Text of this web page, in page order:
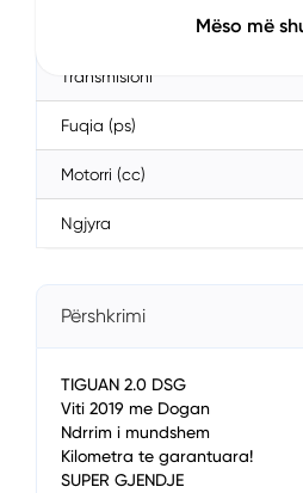
Transmisioni
Fuqia (ps)
Motorri (cc)
Ngjyra
Përshkrimi
TIGUAN 2.0 DSG
Viti 2019 me Dogan
Ndrrim i mundshem
Kilometra te garantuara!
SUPER GJENDJE
Mëso më